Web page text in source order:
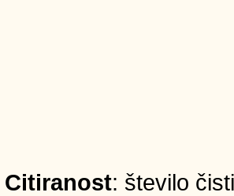
Citiranost: število